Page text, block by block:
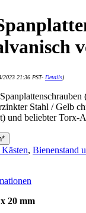
21:36 PST- Details)
Stahl / Gelb
und beliebter Torx-
, Bienenstand
20 mm